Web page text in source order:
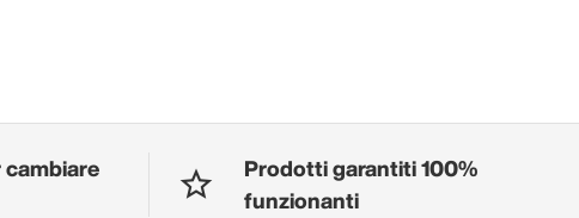
Prodotti garantiti 100%
funzionanti